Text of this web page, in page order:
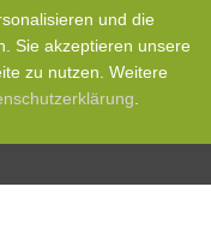
und die
Sie akzeptieren unsere
zu nutzen. Weitere